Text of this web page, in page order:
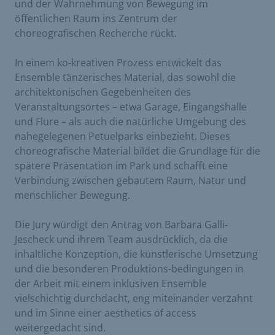
und der Wahrnehmung von Bewegung im
öffentlichen Raum ins Zentrum der
choreografischen Recherche rückt.
In einem ko-kreativen Prozess entwickelt das
Ensemble tänzerisches Material, das sowohl die
architektonischen Gegebenheiten des
Veranstaltungsortes – etwa Garage, Eingangshalle
und Flure – als auch die natürliche Umgebung des
nahegelegenen Petuelparks einbezieht. Dieses
choreografische Material bildet die Grundlage für die
spätere Präsentation im Park und schafft eine
Verbindung zwischen gebautem Raum, Natur und
menschlicher Bewegung.
Die Jury würdigt den Antrag von Barbara Galli-
Jescheck und ihrem Team ausdrücklich, da die
inhaltliche Konzeption, die künstlerische Umsetzung
und die besonderen Produktions-bedingungen in
der Arbeit mit einem inklusiven Ensemble
vielschichtig durchdacht, eng miteinander verzahnt
und im Sinne einer aesthetics of access
weitergedacht sind.